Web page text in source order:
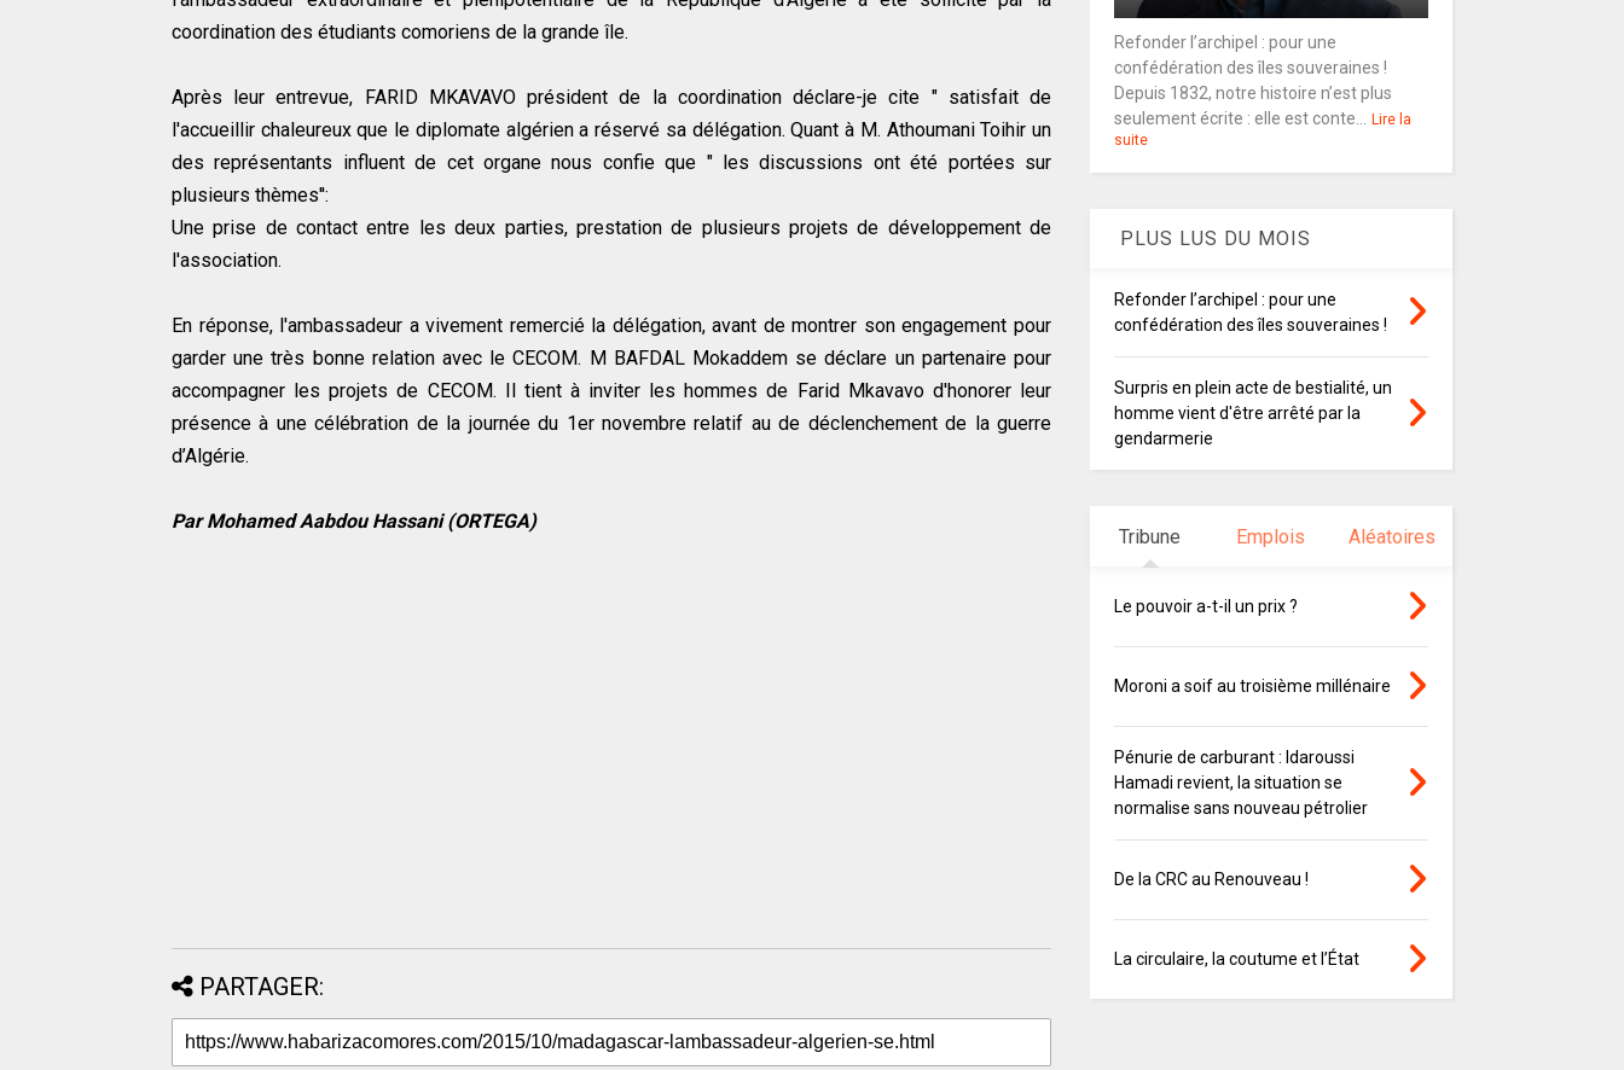
coordination des étudiants comoriens de la grande île.
Après leur entrevue, FARID MKAVAVO président de la coordination déclare-je cite " satisfait de
l'accueillir chaleureux que le diplomate algérien a réservé sa délégation. Quant à M. Athoumani Toihir un
des représentants influent de cet organe nous confie que " les discussions ont été portées sur
plusieurs thèmes'':
Une prise de contact entre les deux parties, prestation de plusieurs projets de développement de
l'association.
En réponse, l'ambassadeur a vivement remercié la délégation, avant de montrer son engagement pour
garder une très bonne relation avec le CECOM. M BAFDAL Mokaddem se déclare un partenaire pour
accompagner les projets de CECOM. Il tient à inviter les hommes de Farid Mkavavo d'honorer leur
présence à une célébration de la journée du 1er novembre relatif au de déclenchement de la guerre
d’Algérie.
Par Mohamed Aabdou Hassani (ORTEGA)
PARTAGER:
Refonder l’archipel : pour une
confédération des îles souveraines !
Depuis 1832, notre histoire n’est plus
seulement écrite : elle est conte...
Lire la
suite
PLUS LUS DU MOIS
Refonder l’archipel : pour une
confédération des îles souveraines !
Surpris en plein acte de bestialité, un
homme vient d'être arrêté par la
gendarmerie
Tribune Emplois Aléatoires
Le pouvoir a-t-il un prix ?
Moroni a soif au troisième millénaire
Pénurie de carburant : Idaroussi
Hamadi revient, la situation se
normalise sans nouveau pétrolier
De la CRC au Renouveau !
La circulaire, la coutume et l’État